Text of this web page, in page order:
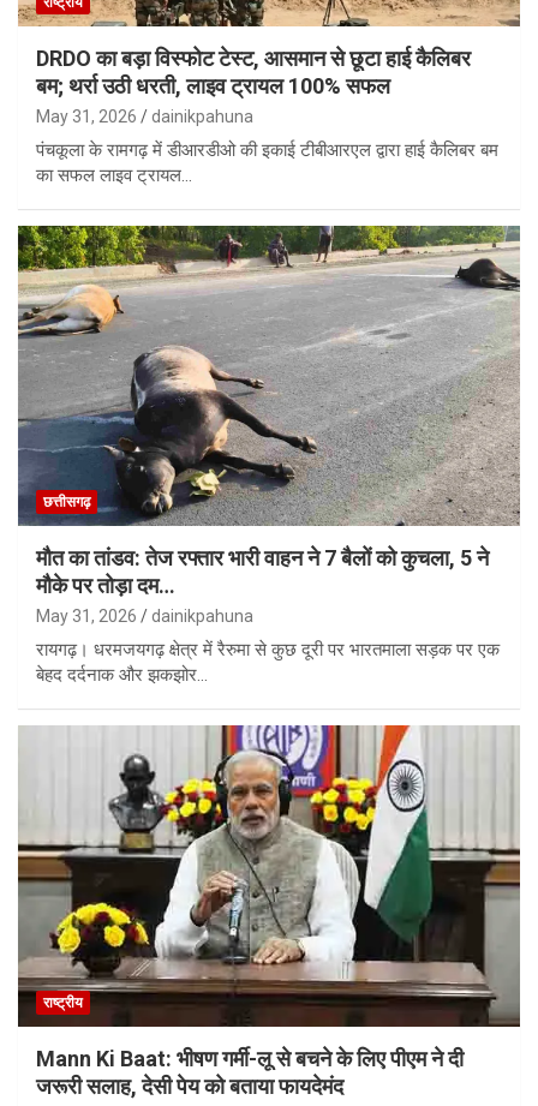
DRDO का बड़ा विस्फोट टेस्ट, आसमान से छूटा हाई कैलिबर
बम; थर्रा उठी धरती, लाइव ट्रायल 100% सफल
May 31, 2026 dainikpahuna
पंचकूला के रामगढ़ में डीआरडीओ की इकाई टीबीआरएल द्वारा हाई कैलिबर बम
का सफल लाइव ट्रायल…
छत्तीसगढ़
मौत का तांडव: तेज रफ्तार भारी वाहन ने 7 बैलों को कुचला, 5 ने
मौके पर तोड़ा दम…
May 31, 2026 dainikpahuna
रायगढ़। धरमजयगढ़ क्षेत्र में रैरुमा से कुछ दूरी पर भारतमाला सड़क पर एक
बेहद दर्दनाक और झकझोर…
राष्ट्रीय
Mann Ki Baat: भीषण गर्मी-लू से बचने के लिए पीएम ने दी
जरूरी सलाह, देसी पेय को बताया फायदेमंद